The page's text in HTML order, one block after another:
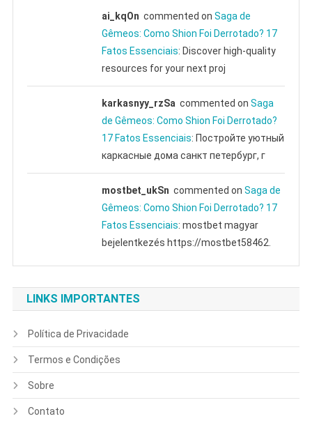
ai_kqOn commented onSaga de
Gêmeos: Como Shion Foi Derrotado? 17
Fatos Essenciais: Discover high-quality
resources for your next proj
karkasnyy_rzSa commented onSaga
de Gêmeos: Como Shion Foi Derrotado?
17 Fatos Essenciais: Постройте уютный
каркасные дома санкт петербург, г
mostbet_ukSn commented onSaga de
Gêmeos: Como Shion Foi Derrotado? 17
Fatos Essenciais: mostbet magyar
bejelentkezés https://mostbet58462.
LINKS IMPORTANTES
Política de Privacidade
Termos e Condições
Sobre
Contato